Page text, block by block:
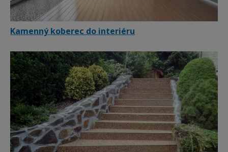
Kamenný koberec do interiéru